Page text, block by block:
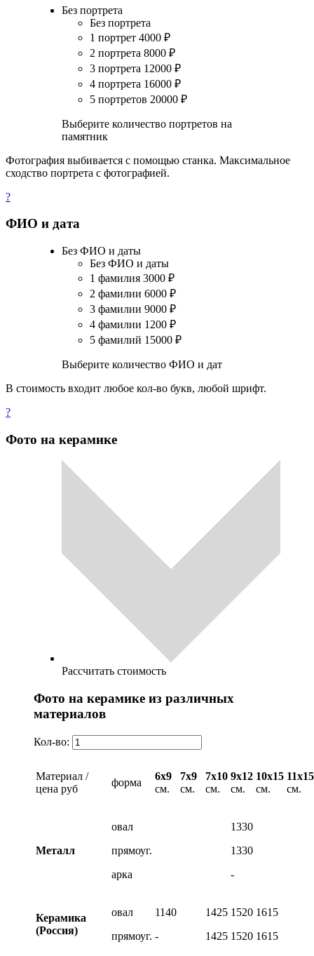
Без портрета
Без портрета
1 портрет 4000 ₽
2 портрета 8000 ₽
3 портрета 12000 ₽
4 портрета 16000 ₽
5 портретов 20000 ₽
Выберите количество портретов на
памятник
Фотография выбивается с помощью станка. Максимальное
сходство портрета с фотографией.
?
ФИО и дата
Без ФИО и даты
Без ФИО и даты
1 фамилия 3000 ₽
2 фамилии 6000 ₽
3 фамилии 9000 ₽
4 фамилии 1200 ₽
5 фамилий 15000 ₽
Выберите количество ФИО и дат
В стоимость входит любое кол-во букв, любой шрифт.
?
Фото на керамике
Рассчитать стоимость
Фото на керамике из различных
материалов
Кол-во:
Материал /
цена руб
форма
6х9
см.
7х9
см.
7х10
см.
9х12
см.
10х15
см.
11х15
см.
Металл
овал
прямоуг.
арка
1330
1330
-
Керамика
(Россия)
овал
прямоуг.
1140
-
1425
1425
1520
1520
1615
1615